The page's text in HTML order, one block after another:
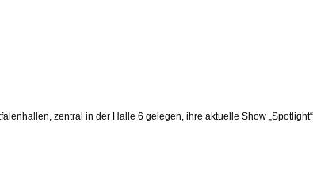
zentral in der Halle 6 gelegen, ihre aktuelle Show „Spotlight“